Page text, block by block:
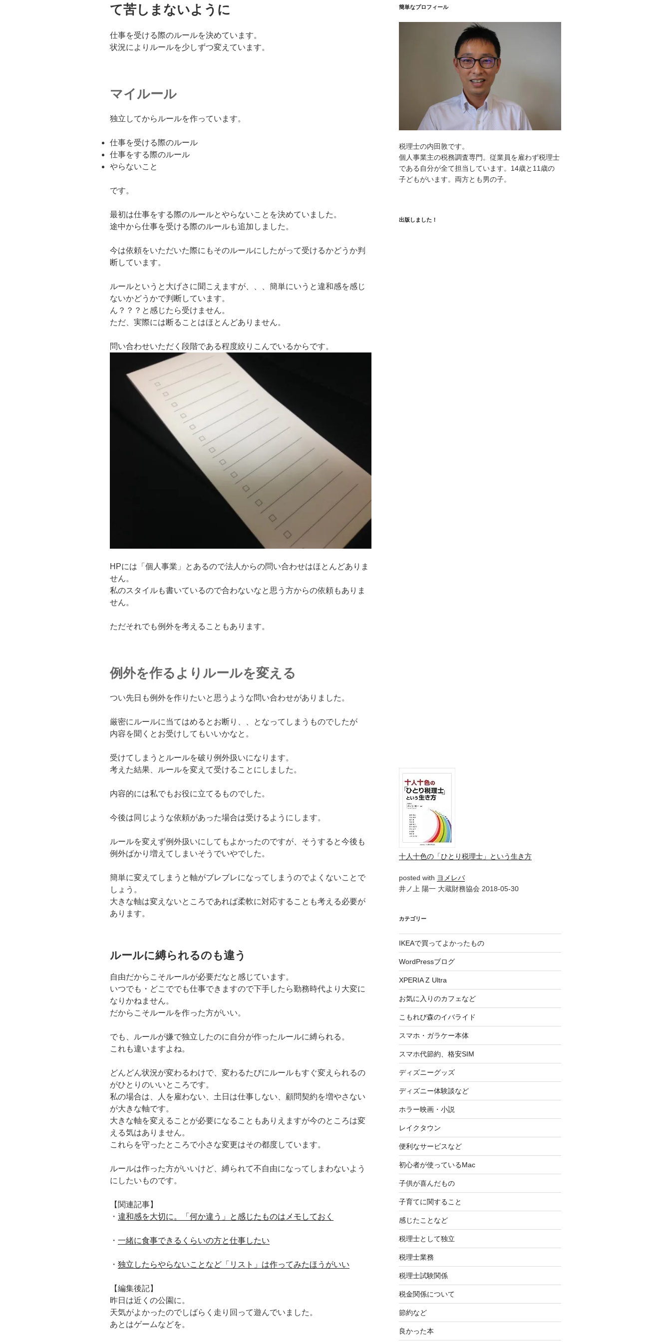
て苦しまないように
仕事を受ける際のルールを決めています。
状況によりルールを少しずつ変えています。
マイルール
独立してからルールを作っています。
仕事を受ける際のルール
仕事をする際のルール
やらないこと
です。
最初は仕事をする際のルールとやらないことを決めていました。
途中から仕事を受ける際のルールも追加しました。
今は依頼をいただいた際にもそのルールにしたがって受けるかどうか判
断しています。
ルールというと大げさに聞こえますが、、、簡単にいうと違和感を感じ
ないかどうかで判断しています。
ん？？？と感じたら受けません。
ただ、実際には断ることはほとんどありません。
問い合わせいただく段階である程度絞りこんでいるからです。
HPには「個人事業」とあるので法人からの問い合わせはほとんどありま
せん。
私のスタイルも書いているので合わないなと思う方からの依頼もありま
せん。
ただそれでも例外を考えることもあります。
例外を作るよりルールを変える
つい先日も例外を作りたいと思うような問い合わせがありました。
厳密にルールに当てはめるとお断り、、となってしまうものでしたが
内容を聞くとお受けしてもいいかなと。
受けてしまうとルールを破り例外扱いになります。
考えた結果、ルールを変えて受けることにしました。
内容的には私でもお役に立てるものでした。
今後は同じような依頼があった場合は受けるようにします。
ルールを変えず例外扱いにしてもよかったのですが、そうすると今後も
例外ばかり増えてしまいそうでいやでした。
簡単に変えてしまうと軸がブレブレになってしまうのでよくないことで
しょう。
大きな軸は変えないところであれば柔軟に対応することも考える必要が
あります。
ルールに縛られるのも違う
自由だからこそルールが必要だなと感じています。
いつでも・どこででも仕事できますので下手したら勤務時代より大変に
なりかねません。
だからこそルールを作った方がいい。
でも、ルールが嫌で独立したのに自分が作ったルールに縛られる。
これも違いますよね。
どんどん状況が変わるわけで、変わるたびにルールもすぐ変えられるの
がひとりのいいところです。
私の場合は、人を雇わない、土日は仕事しない、顧問契約を増やさない
が大きな軸です。
大きな軸を変えることが必要になることもありえますが今のところは変
える気はありません。
これらを守ったところで小さな変更はその都度しています。
ルールは作った方がいいけど、縛られて不自由になってしまわないよう
にしたいものです。
【関連記事】
・ 違和感を大切に。「何か違う」と感じたものはメモしておく
・ 一緒に食事できるくらいの方と仕事したい
・ 独立したらやらないことなど「リスト」は作ってみたほうがいい
【編集後記】
昨日は近くの公園に。
天気がよかったのでしばらく走り回って遊んでいました。
あとはゲームなどを。
簡単なプロフィール
税理士の内田敦です。
個人事業主の税務調査専門。従業員を雇わず税理士
である自分が全て担当しています。14歳と11歳の
子どもがいます。両方とも男の子。
出版しました！
十人十色の「ひとり税理士」という生き方
posted with ヨメレバ
井ノ上 陽一 大蔵財務協会 2018-05-30
カテゴリー
IKEAで買ってよかったもの
WordPressブログ
XPERIA Z Ultra
お気に入りのカフェなど
こもれび森のイバライド
スマホ・ガラケー本体
スマホ代節約、格安SIM
ディズニーグッズ
ディズニー体験談など
ホラー映画・小説
レイクタウン
便利なサービスなど
初心者が使っているMac
子供が喜んだもの
子育てに関すること
感じたことなど
税理士として独立
税理士業務
税理士試験関係
税金関係について
節約など
良かった本